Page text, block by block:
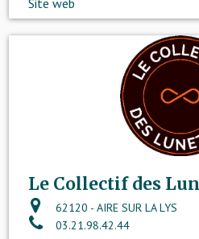
Le Collectif des
62120 - AIRE SUR LA LYS
03.21.98.42.44